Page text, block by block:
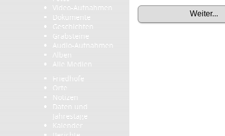
Video-Aufnahmen
Dokumente
Geschichten
Grabsteine
Audio-Aufnahmen
Alben
Alle Medien
Friedhöfe
Orte
Notizen
Daten und
Jahrestage
Kalender